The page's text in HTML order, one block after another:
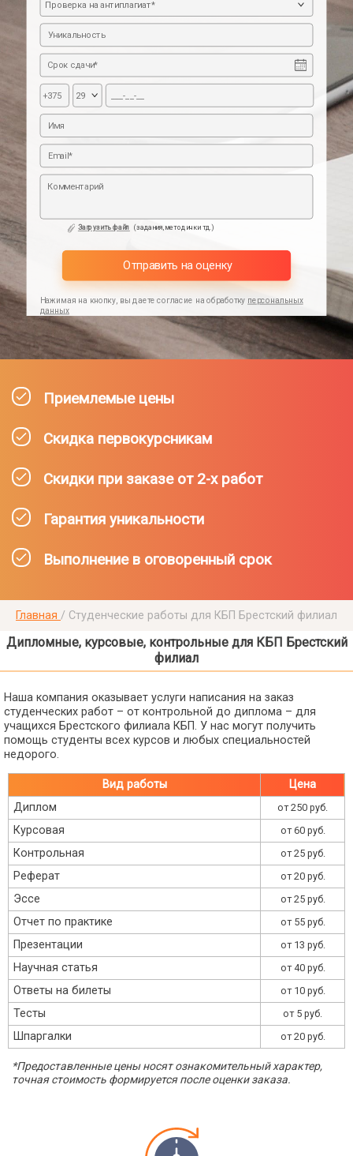
Приемлемые цены
Скидка первокурсникам
Скидки при заказе от 2-х работ
Гарантия уникальности
Выполнение в оговоренный срок
Загрузить файл (задания,методички тд.)
Отправить на оценку
Нажимая на кнопку, вы даете согласие на обработку персональных
данных
Главная / Студенческие работы для КБП Брестский филиал
Дипломные, курсовые, контрольные для КБП Брестский
филиал
Наша компания оказывает услуги написания на заказ
студенческих работ – от контрольной до диплома – для
учащихся Брестского филиала КБП. У нас могут получить
помощь студенты всех курсов и любых специальностей
недорого.
Вид работы
Цена
Диплом
от 250 руб.
Курсовая от 60 руб.
Контрольная от 25 руб.
Реферат от 20 руб.
Эссе от 25 руб.
Отчет по практике от 55 руб.
Презентации от 13 руб.
Научная статья от 40 руб.
Ответы на билеты от 10 руб.
Тесты от 5 руб.
Шпаргалки от 20 руб.
*Предоставленные цены носят ознакомительный характер,
точная стоимость формируется после оценки заказа.